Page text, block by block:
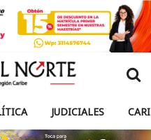
JUDICIALES